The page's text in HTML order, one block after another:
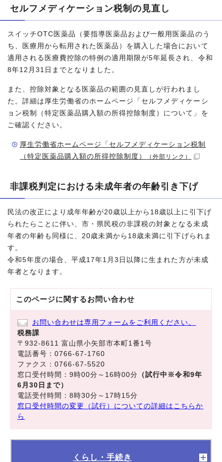
セルフメディケーション税制の見直し
スイッチOTC医薬品（要指導医薬品および一般用医薬品のう
ち、医療用から転用された医薬品）を購入した場合において
適用される医療費控除の特例の適用期限が5年延長され、令和
8年12月31日までとなりました。
また、控除対象となる医薬品の範囲の見直しが行われまし
た。詳細は厚生労働省のホームページ「セルフメディケーシ
ョン税制（特定医薬品購入額の所得控除制度）について」を
ご確認ください。
厚生労働省ホームページ「セルフメディケーション税制
（特定医薬品購入額の所得控除制度）
（外部リンク）
非課税判定における未成年者の年齢引き下げ
民法の改正により成年年齢が20歳以上から18歳以上に引下げ
られたらことに伴い、市・県民税の非課税の対象となる未成
年者の年齢も同様に、20歳未満から18歳未満に引下げられま
す。
令和5年度の場合、平成17年1月3日以降に生まれた方が未成
年者となります。
このページに関するお問い合わせ
お問い合わせは専用フォームをご利用ください。
税務課
〒932-8611 富山県小矢部市本町1番1号
電話番号：0766-67-1760
ファクス：0766-67-5520
窓口受付時間：9時00分～16時00分 （試行中※令和9年
6月30日まで）
電話受付時間：8時30分～17時15分
窓口受付時間の変更（試行）についての詳細はこちらか
ら
くらし・手続き